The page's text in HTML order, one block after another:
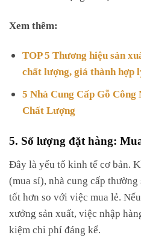
Xem thêm:
TOP 5 Thương hiệu sản
chất lượng, giá thành hợp
5 Nhà Cung Cấp Gỗ
Chất Lượng
5. Số lượng đặt hàng:
Đây là yếu tố kinh tế cơ bản.
(mua sỉ), nhà cung cấp
tốt hơn so với việc mua lẻ.
xưởng sản xuất, việc nhập
kiệm chi phí đáng kể.